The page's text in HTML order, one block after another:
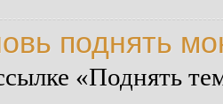
поднять
«Поднять